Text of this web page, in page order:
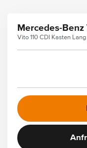
Mercedes-Benz
Vito 110 CDI Kasten Lang